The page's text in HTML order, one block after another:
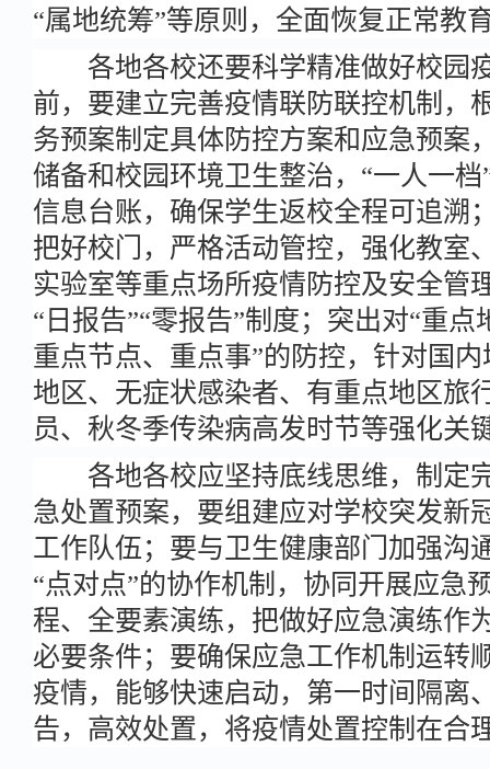
“属地统筹”等原则，全面恢复正常教
各地各校还要科学精准做好校园
前，要建立完善疫情联防联控机制，
务预案制定具体防控方案和应急预案
储备和校园环境卫生整治，“一人一
信息台账，确保学生返校全程可追溯
把好校门，严格活动管控，强化教室
实验室等重点场所疫情防控及安全管
“日报告”“零报告”制度；突出对“重
重点节点、重点事”的防控，针对国
地区、无症状感染者、有重点地区旅
员、秋冬季传染病高发时节等强化关
各地各校应坚持底线思维，制定
急处置预案，要组建应对学校突发新
工作队伍；要与卫生健康部门加强沟
“点对点”的协作机制，协同开展应急
程、全要素演练，把做好应急演练作
必要条件；要确保应急工作机制运转
疫情，能够快速启动，第一时间隔离
告，高效处置，将疫情处置控制在合